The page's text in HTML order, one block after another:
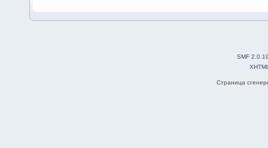
SMF
Страница